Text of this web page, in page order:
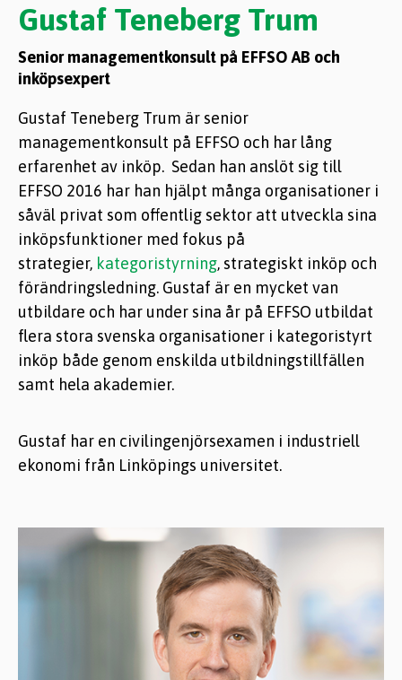
Gustaf Teneberg Trum
Senior managementkonsult på EFFSO AB och
inköpsexpert
Gustaf Teneberg Trum är senior
managementkonsult på EFFSO och har lång
erfarenhet av inköp. Sedan han anslöt sig till
EFFSO 2016 har han hjälpt många organisationer i
såväl privat som offentlig sektor att utveckla sina
inköpsfunktioner med fokus på
strategier, kategoristyrning, strategiskt inköp och
förändringsledning. Gustaf är en mycket van
utbildare och har under sina år på EFFSO utbildat
flera stora svenska organisationer i kategoristyrt
inköp både genom enskilda utbildningstillfällen
samt hela akademier.
Gustaf har en civilingenjörsexamen i industriell
ekonomi från Linköpings universitet.